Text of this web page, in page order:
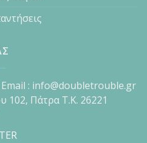
: info@doubletrouble.gr
102, Πάτρα Τ.Κ. 26221